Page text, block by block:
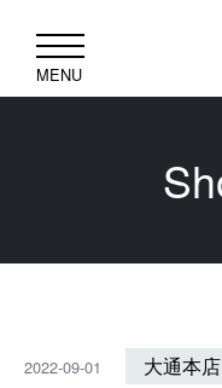
MENU
2022-09-01 大通本店